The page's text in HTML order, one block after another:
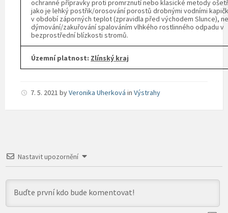
ochranné přípravky proti promrznutí nebo klasické metody
jako je lehký postřik/orosování porostů drobnými vodními
v období záporných teplot (zpravidla před východem Slunce),
dýmování/zakuřování spalováním vlhkého rostlinného odpadu v
bezprostřední blízkosti stromů.
Územní platnost: Zlínský kraj
7. 5. 2021 byVeronika Uherková in Výstrahy
Nastavit upozornění